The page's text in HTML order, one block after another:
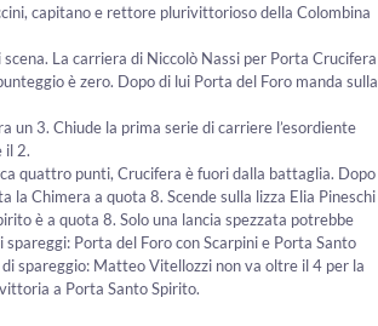
capitano e rettore plurivittorioso della Colombina
La carriera di Niccolò Nassi per Porta Crucifera
è zero. Dopo di lui Porta del Foro manda sulla
un 3. Chiude la prima serie di carriere l’esordiente
il 2.
quattro punti, Crucifera è fuori dalla battaglia. Dopo
Chimera a quota 8. Scende sulla lizza Elia Pineschi
è a quota 8. Solo una lancia spezzata potrebbe
Porta del Foro con Scarpini e Porta Santo
spareggio: Matteo Vitellozzi non va oltre il 4 per la
a Porta Santo Spirito.